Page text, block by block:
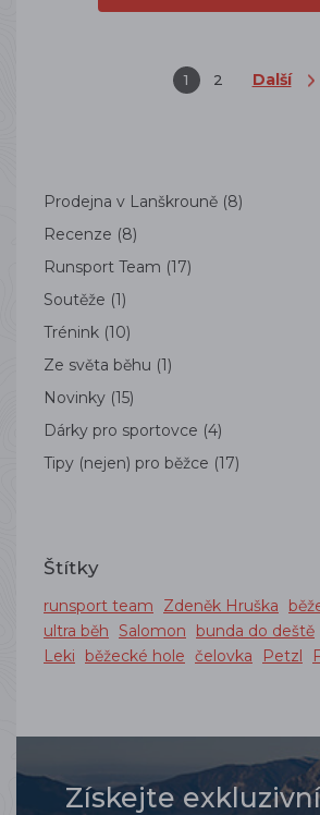
1 2 Další
Prodejna v Lanškrouně (8)
Recenze (8)
Runsport Team (17)
Soutěže (1)
Trénink (10)
Ze světa běhu (1)
Novinky (15)
Dárky pro sportovce (4)
Tipy (nejen) pro běžce (17)
Štítky
runsport team Zdeněk Hruška
ultra běh
Salomon bunda do deště
Leki
běžecké hole čelovka Petzl
Získejte